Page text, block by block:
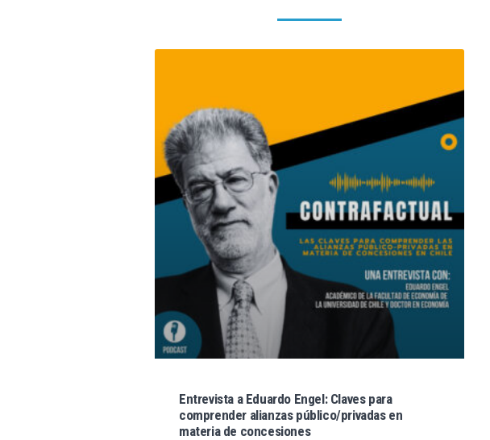
Entrevista a Eduardo Engel: Claves para
comprender alianzas público/privadas en
materia de concesiones